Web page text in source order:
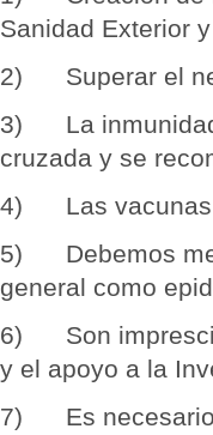
Sanidad Exterior
2) Superar el
3) La inmunidad
cruzada y se
4) Las vacunas
5) Debemos
general como
6) Son
y el apoyo a la
7) Es necesario